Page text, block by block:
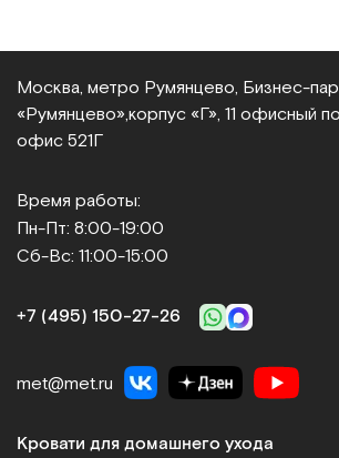
Москва, метро Румянцево,
«Румянцево», корпус «Г», 11 офисный
офис 521Г
Время работы:
Пн-Пт: 8:00-19:00
Сб-Вс: 11:00-15:00
+7 (495) 150‑27‑26
met@met.ru
Кровати для домашнего ухода